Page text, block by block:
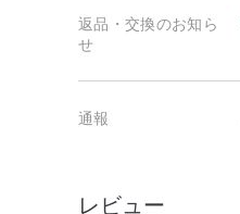
返品・交換のお知ら
せ
通報
レビュー